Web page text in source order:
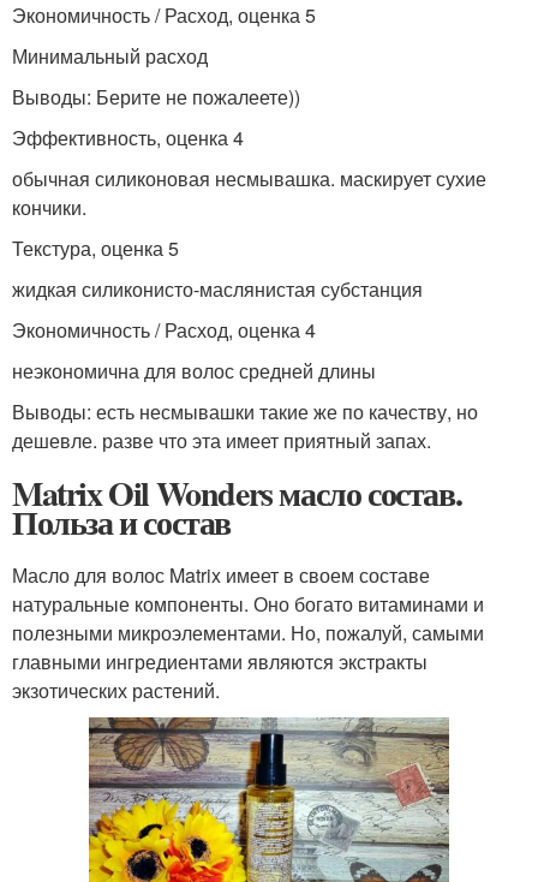
Экономичность / Расход, оценка 5
Минимальный расход
Выводы: Берите не пожалеете))
Эффективность, оценка 4
обычная силиконовая несмывашка. маскирует сухие
кончики.
Текстура, оценка 5
жидкая силиконисто-маслянистая субстанция
Экономичность / Расход, оценка 4
неэкономична для волос средней длины
Выводы: есть несмывашки такие же по качеству, но
дешевле. разве что эта имеет приятный запах.
Matrix Oil Wonders масло состав.
Польза и состав
Масло для волос Matrix имеет в своем составе
натуральные компоненты. Оно богато витаминами и
полезными микроэлементами. Но, пожалуй, самыми
главными ингредиентами являются экстракты
экзотических растений.